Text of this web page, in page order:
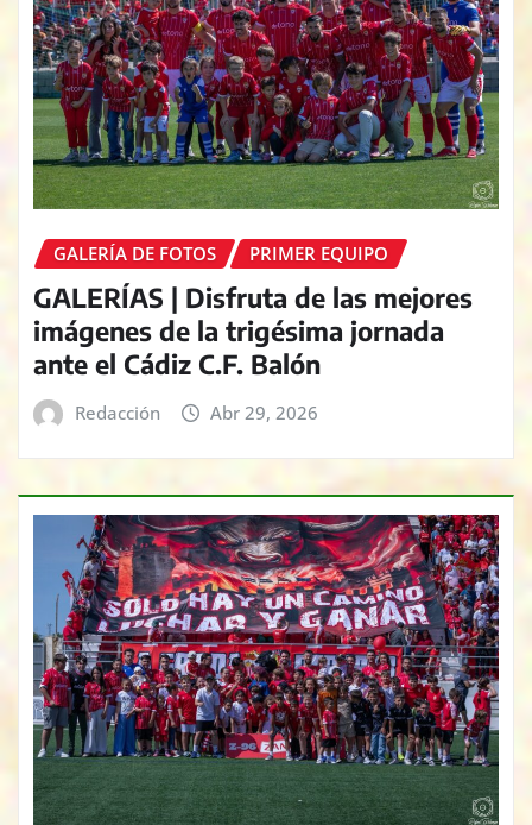
GALERÍA DE FOTOS PRIMER EQUIPO
GALERÍAS | Disfruta de las mejores
imágenes de la trigésima jornada
ante el Cádiz C.F. Balón
Redacción Abr 29, 2026